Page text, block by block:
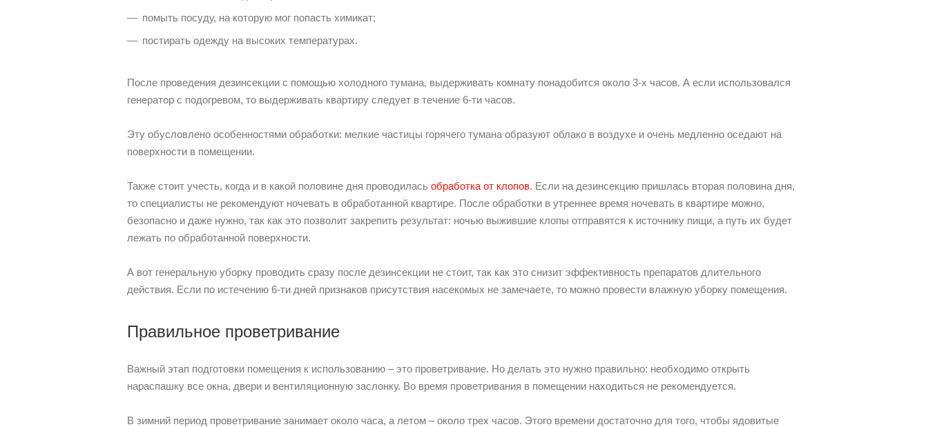
помыть посуду, на которую мог попасть химикат;
постирать одежду на высоких температурах.
После проведения дезинсекции с помощью холодного тумана, выдерживать комнату понадобится около 3-х часов. А если использовался
генератор с подогревом, то выдерживать квартиру следует в течение 6-ти часов.
Эту обусловлено особенностями обработки: мелкие частицы горячего тумана образуют облако в воздухе и очень медленно оседают на
поверхности в помещении.
Также стоит учесть, когда и в какой половине дня проводилась обработка от клопов. Если на дезинсекцию пришлась вторая половина дня,
то специалисты не рекомендуют ночевать в обработанной квартире. После обработки в утреннее время ночевать в квартире можно,
безопасно и даже нужно, так как это позволит закрепить результат: ночью выжившие клопы отправятся к источнику пищи, а путь их будет
лежать по обработанной поверхности.
А вот генеральную уборку проводить сразу после дезинсекции не стоит, так как это снизит эффективность препаратов длительного
действия. Если по истечению 6-ти дней признаков присутствия насекомых не замечаете, то можно провести влажную уборку помещения.
Правильное проветривание
Важный этап подготовки помещения к использованию – это проветривание. Но делать это нужно правильно: необходимо открыть
нараспашку все окна, двери и вентиляционную заслонку. Во время проветривания в помещении находиться не рекомендуется.
В зимний период проветривание занимает около часа, а летом – около трех часов. Этого времени достаточно для того, чтобы ядовитые